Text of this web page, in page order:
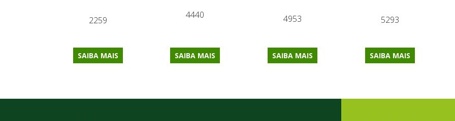
2259
SAIBA MAIS
4440
SAIBA MAIS
4953
SAIBA MAIS
5293
SAIBA MAIS